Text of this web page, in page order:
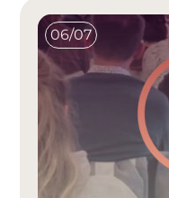
06/07